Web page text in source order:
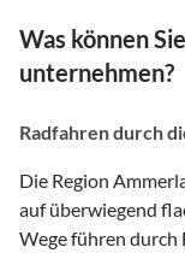
Was können
unternehmen?
Radfahren durch
Die Region
auf überwiegend
Wege führen durch